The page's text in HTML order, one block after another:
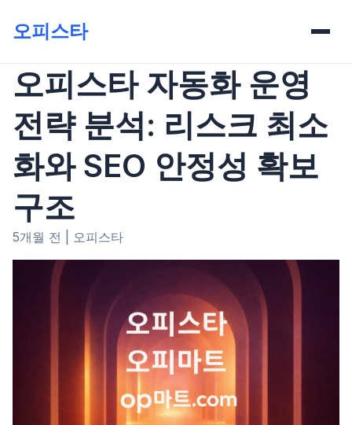
오피스타
오피스타 자동화 운영
전략 분석: 리스크 최소
화와 SEO 안정성 확보
구조
5개월 전 오피스타